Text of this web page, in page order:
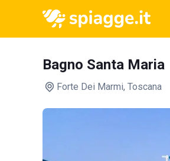
Bagno Santa Maria
Forte Dei Marmi, Toscana